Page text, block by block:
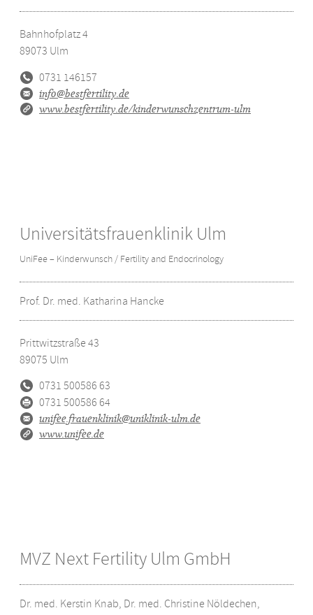
Bahnhofplatz 4
89073 Ulm
0731 146157
info@bestfertility.de
www.bestfertility.de/kinderwunschzentrum-ulm
Universitätsfrauenklinik Ulm
UniFee – Kinderwunsch / Fertility and Endocrinology
Prof. Dr. med. Katharina Hancke
Prittwitzstraße 43
89075 Ulm
0731 500586 63
0731 500586 64
unifee.frauenklinik@uniklinik-ulm.de
www.unifee.de
MVZ Next Fertility Ulm GmbH
Dr. med. Kerstin Knab, Dr. med. Christine Nöldechen,